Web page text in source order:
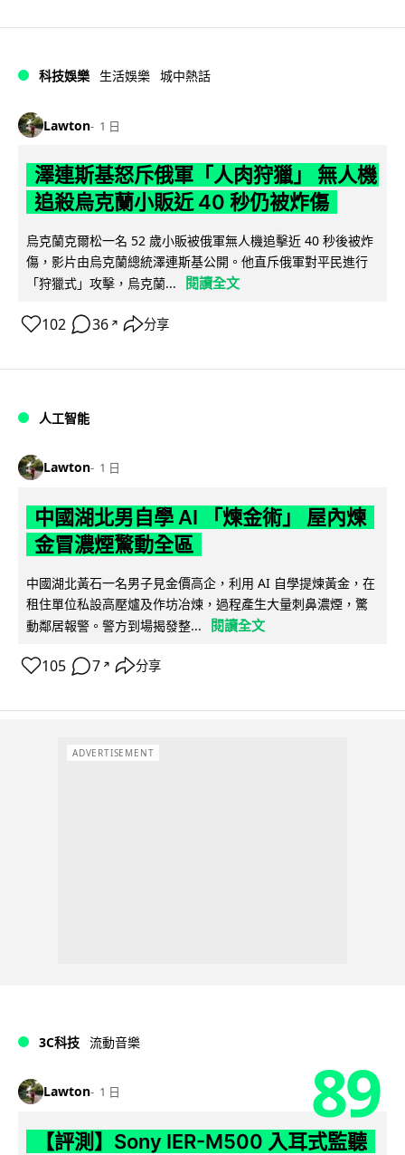
科技娛樂 生活娛樂 城中熱話
Lawton 1 日
澤連斯基怒斥俄軍「人肉狩獵」 無人機
追殺烏克蘭小販近 40 秒仍被炸傷
烏克蘭克爾松一名 52 歲小販被俄軍無人機追擊近 40 秒後被炸
傷，影片由烏克蘭總統澤連斯基公開。他直斥俄軍對平民進行
「狩獵式」攻擊，烏克蘭...
閱讀全文
102 36 ↗ 分享
人工智能
Lawton 1 日
中國湖北男自學 AI 「煉金術」 屋內煉
金冒濃煙驚動全區
中國湖北黃石一名男子見金價高企，利用 AI 自學提煉黃金，在
租住單位私設高壓爐及作坊冶煉，過程產生大量刺鼻濃煙，驚
動鄰居報警。警方到場揭發整...
閱讀全文
105 7 ↗ 分享
ADVERTISEMENT
3C科技 流動音樂
Lawton 1 日 89
【評測】Sony IER-M500 入耳式監聽